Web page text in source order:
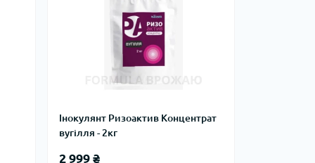
Інокулянт Ризоактив Концентрат
вугілля - 2кг
2 999 ₴